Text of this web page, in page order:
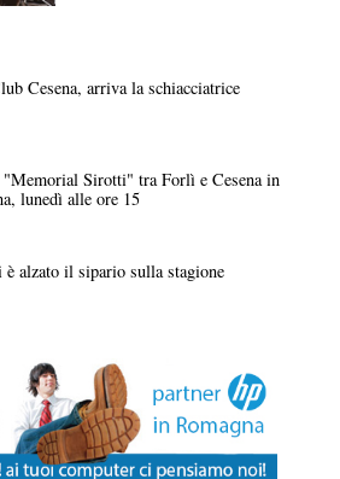
Cesena, arriva la schiacciatrice
Sirotti" tra Forlì e Cesena in
lunedì alle ore 15
alzato il sipario sulla stagione